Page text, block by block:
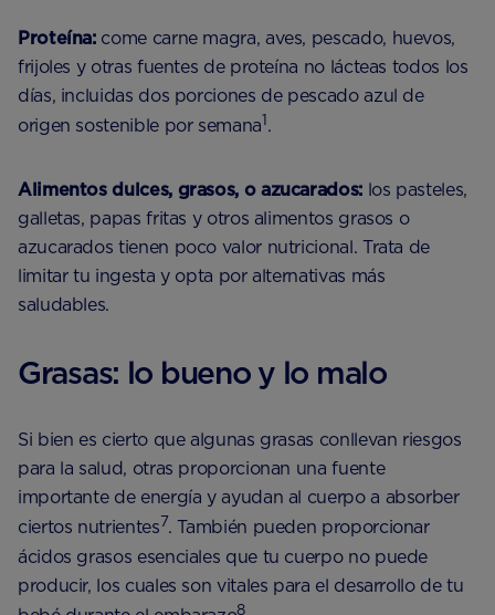
Proteína: come carne magra, aves, pescado, huevos,
frijoles y otras fuentes de proteína no lácteas todos los
días, incluidas dos porciones de pescado azul de
origen sostenible por semana1.
Alimentos dulces, grasos, o azucarados: los pasteles,
galletas, papas fritas y otros alimentos grasos o
azucarados tienen poco valor nutricional. Trata de
limitar tu ingesta y opta por alternativas más
saludables.
Grasas: lo bueno y lo malo
Si bien es cierto que algunas grasas conllevan riesgos
para la salud, otras proporcionan una fuente
importante de energía y ayudan al cuerpo a absorber
ciertos nutrientes7. También pueden proporcionar
ácidos grasos esenciales que tu cuerpo no puede
producir, los cuales son vitales para el desarrollo de tu
8